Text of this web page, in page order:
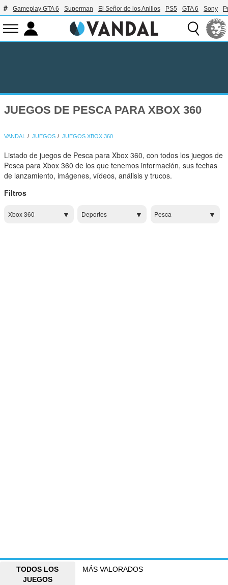
Gameplay GTA 6 Superman El Señor de los Anillos PS5 GTA 6 Sony
JUEGOS DE PESCA PARA XBOX 360
VANDAL JUEGOS JUEGOS XBOX 360
Listado de juegos de Pesca para Xbox 360, con todos los juegos de
Pesca para Xbox 360 de los que tenemos información, sus fechas
de lanzamiento, imágenes, vídeos, análisis y trucos.
Filtros
Xbox 360 Deportes Pesca
TODOS LOS
JUEGOS
MÁS VALORADOS